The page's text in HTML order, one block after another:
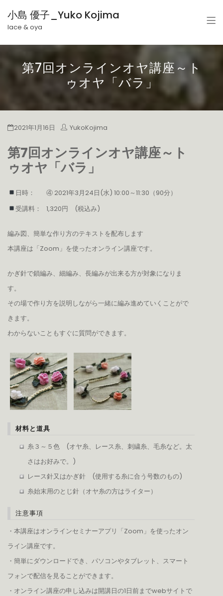
小島 優子_Yuko Kojima
lace & oya
第7回オンラインオヤ講座～ト
ゥオヤ「バラ」
2021年1月16日 YukoKojima
第7回オンラインオヤ講座～ト
ゥオヤ「バラ」
日時：
④ 2021年3月24日(水) 10:00～11:30（90分）
受講料：
1,320円 (税込み)
編み図、簡単な作り方のテキストを配布します
本講座は「Zoom」を使ったオンライン講座です。
かぎ針で鎖編み、細編み、長編みが出来る方が対象になりま
す。
その場で作り方を説明しながら一緒に編み進めていくことがで
きます。
わからないこともすぐに質問ができます。
材料と道具
糸３～５色 (オヤ糸、レース糸、刺繍糸、毛糸など。太
さはお好みで。)
レース針又はかぎ針 (使用する糸に合う号数のもの)
糸始末用のとじ針（オヤ糸の方はライター）
注意事項
・本講座はオンラインセミナーアプリ「Zoom」を使ったオン
ライン講座です。
・簡単にダウンロードでき、パソコンやタブレット、スマート
フォンで配信を見ることができます。
・オンライン講座の申し込みは開講日の1日前までwebサイトで